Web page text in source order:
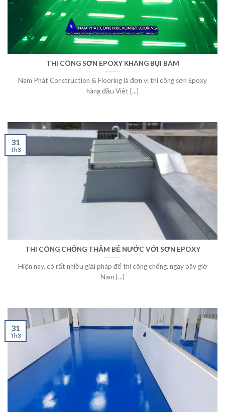
THI CÔNG SƠN EPOXY KHÁNG BỤI BÁM
Nam Phát Construction & Flooring là đơn vị thi công sơn Epoxy
hàng đầu Việt [...]
THI CÔNG CHỐNG THẤM BỂ NƯỚC VỚI SƠN EPOXY
Hiện nay, có rất nhiều giải pháp để thi công chống, ngay bây giờ
Nam [...]
31
Th3
31
Th3